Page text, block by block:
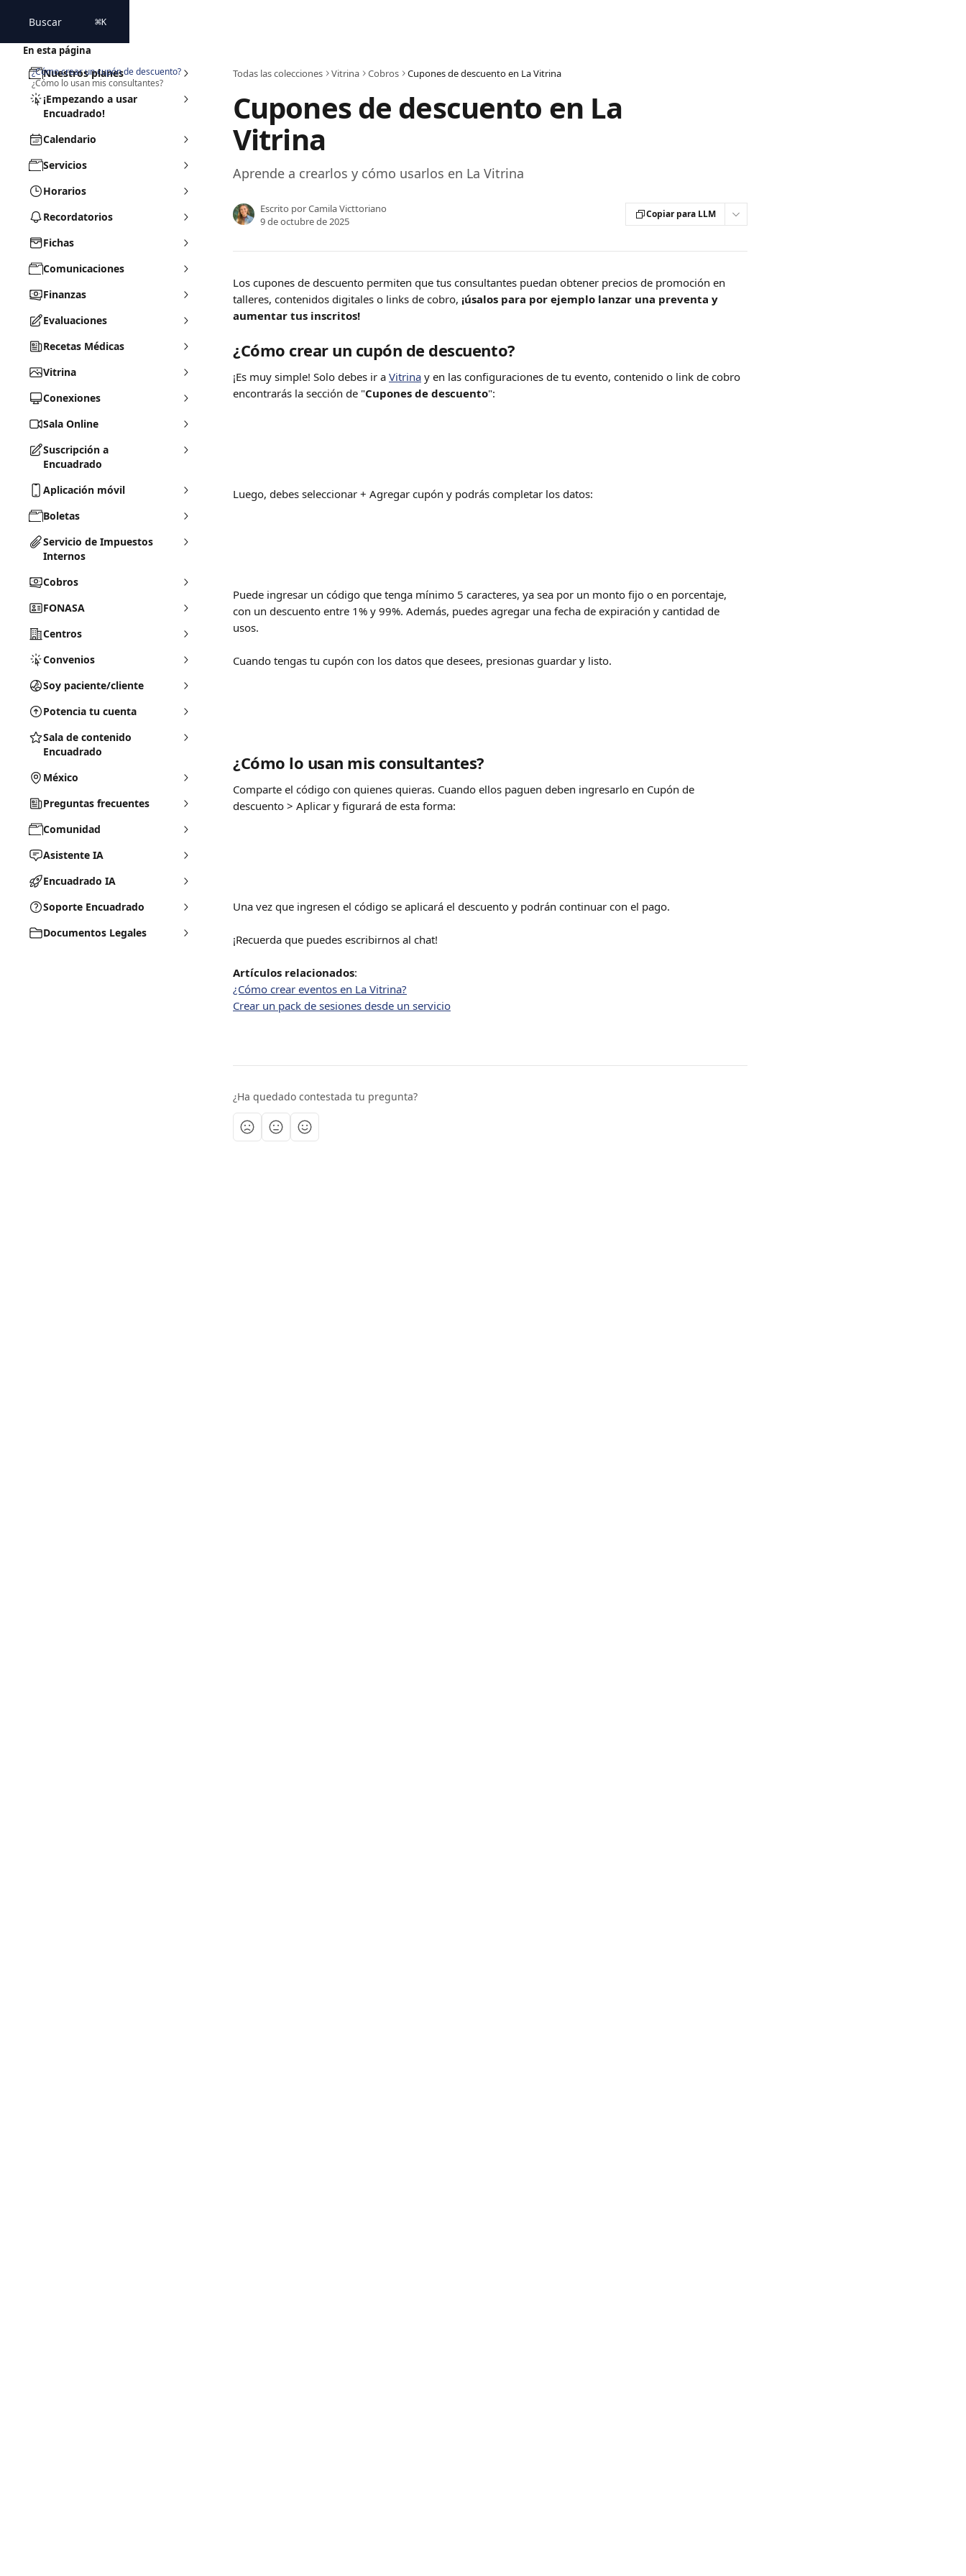
Buscar ⌘K
Nuestros planes
¡Empezando a usar
Encuadrado!
Calendario
Servicios
Horarios
Recordatorios
Fichas
Comunicaciones
Finanzas
Evaluaciones
Recetas Médicas
Vitrina
Conexiones
Sala Online
Suscripción a
Encuadrado
Aplicación móvil
Boletas
Servicio de Impuestos
Internos
Cobros
FONASA
Centros
Convenios
Soy paciente/cliente
Potencia tu cuenta
Sala de contenido
Encuadrado
México
Preguntas frecuentes
Comunidad
Asistente IA
Encuadrado IA
Soporte Encuadrado
Documentos Legales
Todas las colecciones Vitrina Cobros Cupones de descuento en La Vitrina
Cupones de descuento en La
Vitrina
Aprende a crearlos y cómo usarlos en La Vitrina
Escrito porCamila Victtoriano
9 de octubre de 2025
Copiar para LLM
Los cupones de descuento permiten que tus consultantes puedan obtener precios de promoción en
talleres, contenidos digitales o links de cobro, ¡úsalos para por ejemplo lanzar una preventa y
aumentar tus inscritos!
¿Cómo crear un cupón de descuento?
¡Es muy simple! Solo debes ir a Vitrina y en las configuraciones de tu evento, contenido o link de cobro
encontrarás la sección de "Cupones de descuento":
Luego, debes seleccionar + Agregar cupón y podrás completar los datos:
Puede ingresar un código que tenga mínimo 5 caracteres, ya sea por un monto fijo o en porcentaje,
con un descuento entre 1% y 99%. Además, puedes agregar una fecha de expiración y cantidad de
usos.
Cuando tengas tu cupón con los datos que desees, presionas guardar y listo.
¿Cómo lo usan mis consultantes?
Comparte el código con quienes quieras. Cuando ellos paguen deben ingresarlo en Cupón de
descuento > Aplicar y figurará de esta forma:
Una vez que ingresen el código se aplicará el descuento y podrán continuar con el pago.
¡Recuerda que puedes escribirnos al chat!
Artículos relacionados:
¿Cómo crear eventos en La Vitrina?
Crear un pack de sesiones desde un servicio
¿Ha quedado contestada tu pregunta?
En esta página
¿Cómo crear un cupón de descuento?
¿Cómo lo usan mis consultantes?